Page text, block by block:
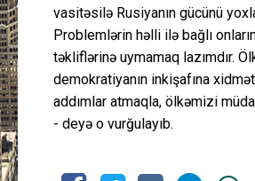
vasitəsilə Rusiyanın gücünü
Problemlərin həlli ilə bağlı
təkliflərinə uymamaq lazımdır.
demokratiyanın inkişafına
addımlar atmaqla, ölkəmizi
- deyə o vurğulayıb.